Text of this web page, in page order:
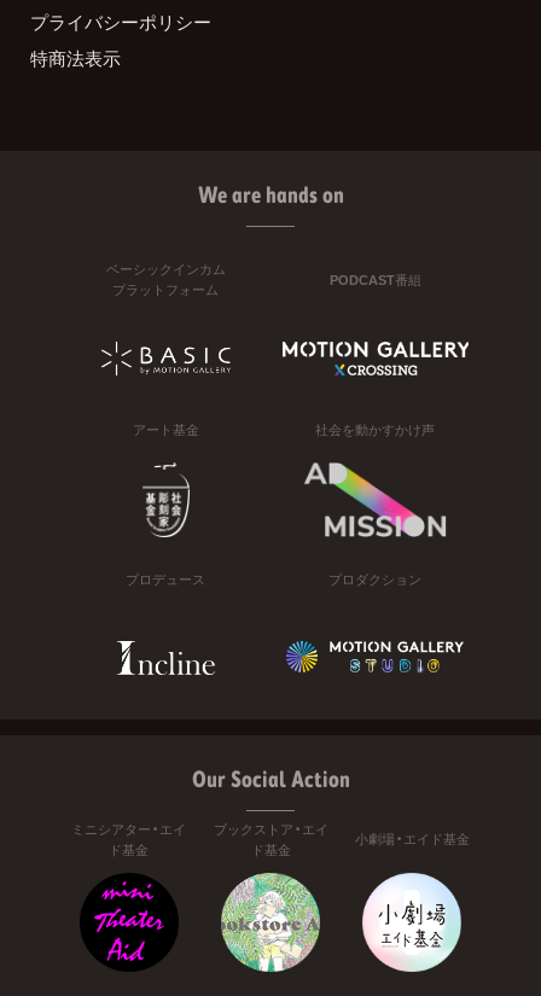
プライバシーポリシー
特商法表示
We are hands on
ベーシックインカム
プラットフォーム
PODCAST番組
アート基金 社会を動かすかけ声
プロデュース プロダクション
Our Social Action
ミニシアター・エイ
ド基金
ブックストア・エイ
ド基金
小劇場・エイド基金